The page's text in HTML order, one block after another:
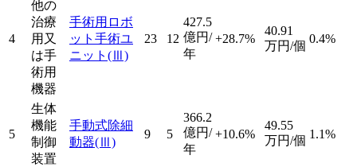
4
他の
治療
用又
は手
術用
機器
手術用ロボ
ット手術ユ
ニット (Ⅲ)
23 12
427.5
億円/
年
+28.7%
40.91
万円/個
0.4%
5
生体
機能
制御
装置
手動式除細
動器(Ⅲ)
9 5
366.2
億円/
年
+10.6%
49.55
万円/個 1.1%